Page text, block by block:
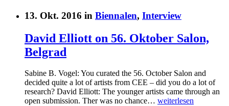
13. Okt. 2016 in Biennalen, Interview
David Elliott on 56. Oktober Salon,
Belgrad
Sabine B. Vogel: You curated the 56. October Salon and
decided quite a lot of artists from CEE – did you do a lot of
research? David Elliott: The younger artists came through an
open submission. Ther was no chance… weiterlesen